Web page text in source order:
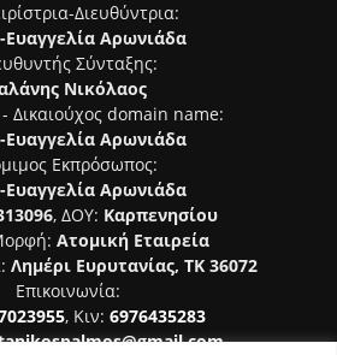
Διευθύντρια:
Ευαγγελία Αρωνιάδα
Σύνταξης:
Νικόλαος
- Δικαιούχος domain name:
Ευαγγελία Αρωνιάδα
Εκπρόσωπος:
Ευαγγελία Αρωνιάδα
, ΔΟΥ: Καρπενησίου
Ατομική Εταιρεία
Λημέρι Ευρυτανίας, ΤΚ 36072
Επικοινωνία:
, Κιν: 6976435283